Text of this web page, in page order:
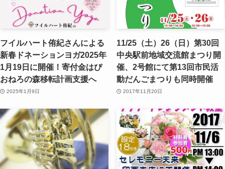
フイルハート侑紀さんによる
新春ドネーションヨガ2025年
1月19日に開催！寄付金はぴ
おねろの森移転計画支援へ
2025年1月9日
11/25（土）26（日）第30回
中央駅前地域交流館まつり開
催、2号館にて第13回市民活
動だんごまつりも同時開催
2017年11月20日